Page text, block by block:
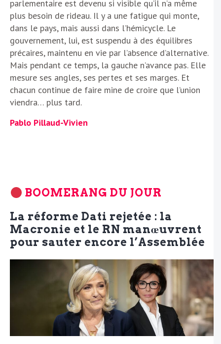
parlementaire est devenu si visible qu’il n’a même
plus besoin de rideau. Il y a une fatigue qui monte,
dans le pays, mais aussi dans l’hémicycle. Le
gouvernement, lui, est suspendu à des équilibres
précaires, maintenu en vie par l’absence d’alternative.
Mais pendant ce temps, la gauche n’avance pas. Elle
mesure ses angles, ses pertes et ses marges. Et
chacun continue de faire mine de croire que l’union
viendra… plus tard.
Pablo Pillaud-Vivien
BOOMERANG DU JOUR
La réforme Dati rejetée : la
Macronie et le RN manœuvrent
pour sauter encore l’Assemblée